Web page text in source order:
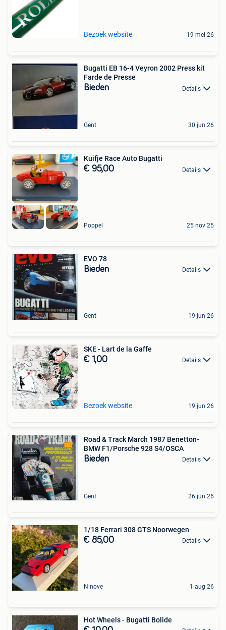
Bezoek website 19 mei 26
Bugatti EB 16-4 Veyron 2002 Press kit
Farde de Presse
Bieden Details
Gent 30 jun 26
Kuifje Race Auto Bugatti
€ 95,00 Details
Poppel 25 nov 25
EVO 78
Bieden Details
Gent 19 jun 26
SKE - Lart de la Gaffe
€ 1,00 Details
Bezoek website 19 jun 26
Road & Track March 1987 Benetton-
BMW F1/Porsche 928 S4/OSCA
Bieden Details
Gent 26 jun 26
1/18 Ferrari 308 GTS Noorwegen
€ 85,00 Details
Ninove 1 aug 26
Hot Wheels - Bugatti Bolide